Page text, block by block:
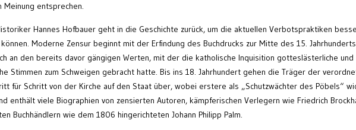
Meinung entsprechen.
Hannes Hofbauer geht in die Geschichte zurück, um die aktuellen Verbotspraktiken
Moderne Zensur beginnt mit der Erfindung des Buchdrucks zur Mitte des 15.
an den bereits davor gängigen Werten, mit der die katholische Inquisition gotteslästerliche und
Stimmen zum Schweigen gebracht hatte. Bis ins 18. Jahrhundert gehen die Träger der
für Schritt von der Kirche auf den Staat über, wobei erstere als „Schutzwächter des Pöbels“
enthält viele Biographien von zensierten Autoren, kämpferischen Verlegern wie Friedrich
Buchhändlern wie dem 1806 hingerichteten Johann Philipp Palm.